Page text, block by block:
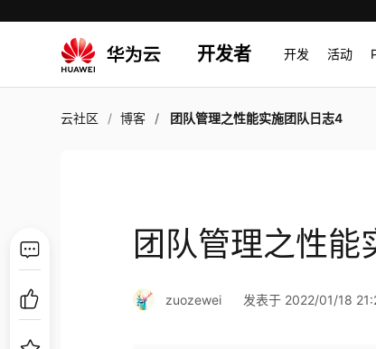
开发者 开发 活动
云社区 博客 团队管理之性能实施团队日志4
团队管理之性
zuozewei 发表于 2022/01/18